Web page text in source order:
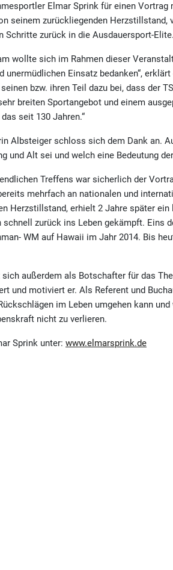
Elmar Sprink für einen
seinem zurückliegenden Herzstillstand,
Schritte zurück in die Ausdauersport-Elite.
wollte sich im Rahmen dieser
unermüdlichen Einsatz bedanken“,
bzw. ihren Teil dazu bei, dass der
breiten Sportangebot und einem
seit 130 Jahren.“
Albsteiger schloss sich dem Dank an.
und Alt sei und welch eine Bedeutung
Treffens war sicherlich der
mehrfach an nationalen und
Herzstillstand, erhielt 2 Jahre später
schnell zurück ins Leben gekämpft. Eins
WM auf Hawaii im Jahr 2014. Bis
außerdem als Botschafter für das
und motiviert er. Als Referent und
im Leben umgehen kann
nicht zu verlieren.
Sprink unter: www.elmarsprink.de